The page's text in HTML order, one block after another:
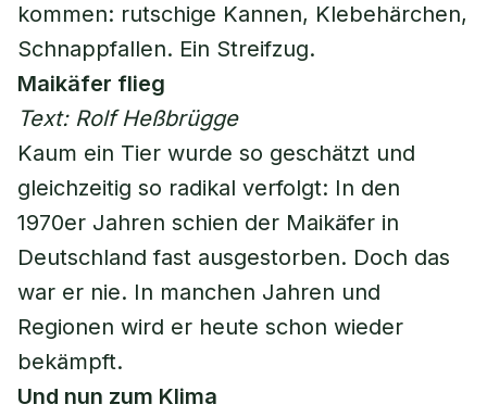
kommen: rutschige Kannen, Klebehärchen,
Schnappfallen. Ein Streifzug.
Maikäfer flieg
Text: Rolf Heßbrügge
Kaum ein Tier wurde so geschätzt und
gleichzeitig so radikal verfolgt: In den
1970er Jahren schien der Maikäfer in
Deutschland fast ausgestorben. Doch das
war er nie. In manchen Jahren und
Regionen wird er heute schon wieder
bekämpft.
Und nun zum Klima